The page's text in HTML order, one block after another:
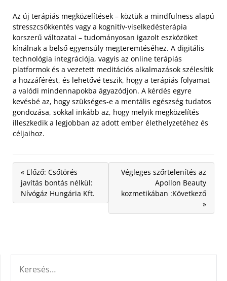
Az új terápiás megközelítések – köztük a mindfulness alapú
stresszcsökkentés vagy a kognitív-viselkedésterápia
korszerű változatai – tudományosan igazolt eszközöket
kínálnak a belső egyensúly megteremtéséhez. A digitális
technológia integrációja, vagyis az online terápiás
platformok és a vezetett meditációs alkalmazások szélesítik
a hozzáférést, és lehetővé teszik, hogy a terápiás folyamat
a valódi mindennapokba ágyazódjon. A kérdés egyre
kevésbé az, hogy szükséges-e a mentális egészség tudatos
gondozása, sokkal inkább az, hogy melyik megközelítés
illeszkedik a legjobban az adott ember élethelyzetéhez és
céljaihoz.
« Előző: Csőtörés
javítás bontás nélkül:
Nívógáz Hungária Kft.
Végleges szőrtelenítés az
Apollon Beauty
kozmetikában :Következő
»